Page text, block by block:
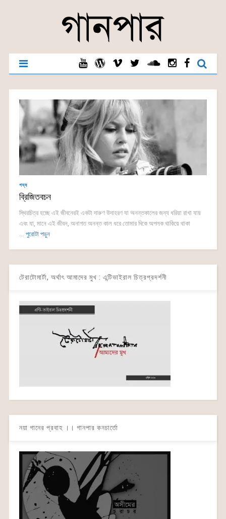
গদ্য
ব্রিজিতবচন
স্থিরচিত্র হচ্ছে এই জীবনেরই একটা দারুণ উদাহরণ যা অনন্তকালের জন্য ধরিয়া রাখা যায়
এবং যা, মানে এই জীবন, অনাগত অনন্ত কাল ধরে তোমার দিকে অপলক থাকিয়ে থাকা
... পুরোটা পড়ুন
টেরাটোমার্টা, অর্থাৎ আমাদের মুখ : এন্টিভাইরাল চিত্রপ্রদর্শনী
নয়া গানের প্রবাহ ।। গানপার কনচার্তো